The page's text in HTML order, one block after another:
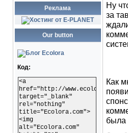
Реклама
Our button
Код:
<a
href="http://www.ecolora.com"
target="_blank"
rel="nothing"
title="Ecolora.com">
<img
alt="Ecolora.com"
Ну
за
Как
была